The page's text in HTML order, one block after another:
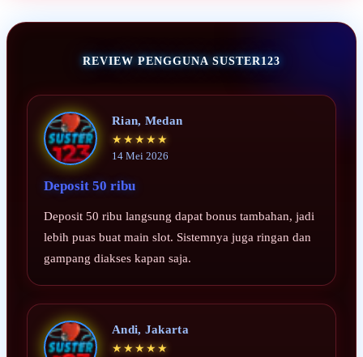
REVIEW PENGGUNA SUSTER123
Rian, Medan
★★★★★
14 Mei 2026
Deposit 50 ribu
Deposit 50 ribu langsung dapat bonus tambahan, jadi
lebih puas buat main slot. Sistemnya juga ringan dan
gampang diakses kapan saja.
Andi, Jakarta
★★★★★